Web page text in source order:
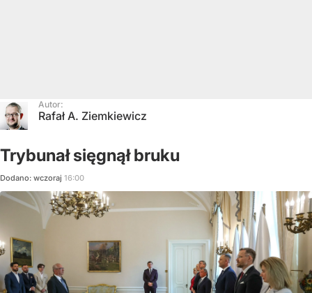
Autor:
Rafał A. Ziemkiewicz
Trybunał sięgnął bruku
Dodano: wczoraj 16:00